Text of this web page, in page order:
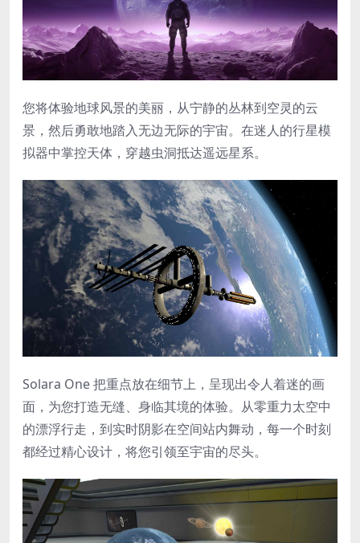
您将体验地球风景的美丽，从宁静的丛林到空灵的云
景，然后勇敢地踏入无边无际的宇宙。在迷人的行星模
拟器中掌控天体，穿越虫洞抵达遥远星系。
Solara One 把重点放在细节上，呈现出令人着迷的画
面，为您打造无缝、身临其境的体验。从零重力太空中
的漂浮行走，到实时阴影在空间站内舞动，每一个时刻
都经过精心设计，将您引领至宇宙的尽头。